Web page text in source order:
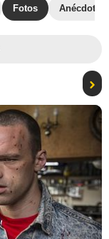
Fotos Anécdotas